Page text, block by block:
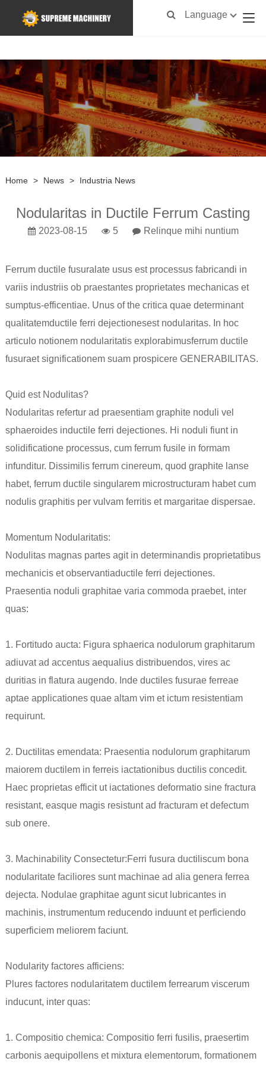
Language
Home > News > Industria News
Nodularitas in Ductile Ferrum Casting
2023-08-15 5 Relinque mihi nuntium
Ferrum ductile fusura late usus est processus fabricandi in
variis industriis ob praestantes proprietates mechanicas et
sumptus-efficentiae. Unus of the critica quae determinant
qualitatemductile ferri dejectionesest nodularitas. In hoc
articulo notionem nodularitatis explorabimusferrum ductile
fusuraet significationem suam prospicere GENERABILITAS.
Quid est Nodulitas?
Nodularitas refertur ad praesentiam graphite noduli vel
sphaeroides inductile ferri dejectiones. Hi noduli fiunt in
solidificatione processus, cum ferrum fusile in formam
infunditur. Dissimilis ferrum cinereum, quod graphite lanse
habet, ferrum ductile singularem microstructuram habet cum
nodulis graphitis per vulvam ferritis et margaritae dispersae.
Momentum Nodularitatis:
Nodulitas magnas partes agit in determinandis proprietatibus
mechanicis et observantiaductile ferri dejectiones.
Praesentia noduli graphitae varia commoda praebet, inter
quas:
1. Fortitudo aucta: Figura sphaerica nodulorum graphitarum
adiuvat ad accentus aequalius distribuendos, vires ac
duritias in flatura augendo. Inde ductiles fusurae ferreae
aptae applicationes quae altam vim et ictum resistentiam
requirunt.
2. Ductilitas emendata: Praesentia nodulorum graphitarum
maiorem ductilem in ferreis iactationibus ductilis concedit.
Haec proprietas efficit ut iactationes deformatio sine fractura
resistant, easque magis resistunt ad fracturam et defectum
sub onere.
3. Machinability Consectetur:Ferri fusura ductiliscum bona
nodularitate faciliores sunt machinae ad alia genera ferrea
dejecta. Nodulae graphitae agunt sicut lubricantes in
machinis, instrumentum reducendo induunt et perficiendo
superficiem meliorem faciunt.
Nodularity factores afficiens:
Plures factores nodularitatem ductilem ferrearum viscerum
inducunt, inter quas:
1. Compositio chemica: Compositio ferri fusilis, praesertim
carbonis aequipollens et mixtura elementorum, formationem